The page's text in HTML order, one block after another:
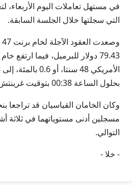
في مستهل تعاملات اليوم
التي سجلتها خلال الجلسة السابقة.
79.43 دولار للبرميل، فيما
بحلول الساعة 00:38 بتوقيت غرينتش.
مسجلين أدنى مستوياتهما في ثلاثة
التوالي.
- خلا -